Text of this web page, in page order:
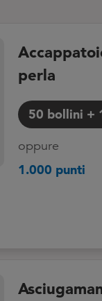
perla
50 bollini +
oppure
1.000 punti